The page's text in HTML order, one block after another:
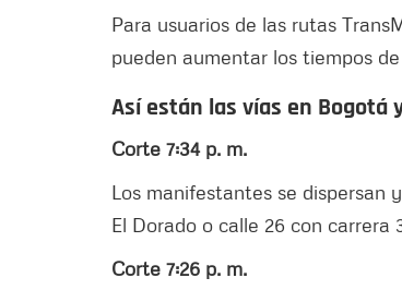
Para usuarios de las rutas
pueden aumentar los tiempos
Así están las vías en Bogotá
Corte 7:34 p. m.
Los manifestantes se dispersan
El Dorado o calle 26 con
Corte 7:26 p. m.